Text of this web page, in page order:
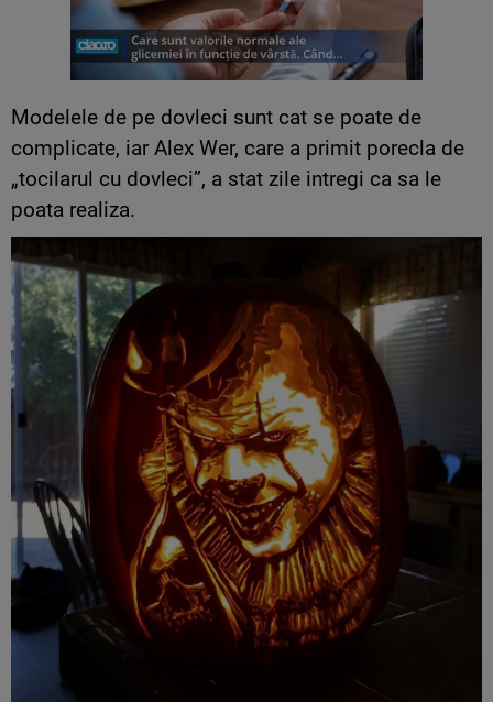
Modelele de pe dovleci sunt cat se poate de
complicate, iar Alex Wer, care a primit porecla de
„tocilarul cu dovleci”, a stat zile intregi ca sa le
poata realiza.